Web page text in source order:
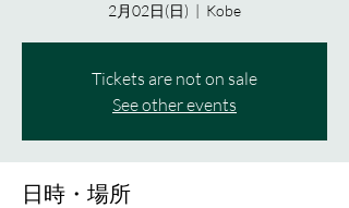
2月02日(日)
  |
Kobe
Tickets are not on sale
See other events
日時・場所